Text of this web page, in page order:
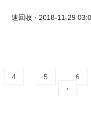
速回收 · 2018-11-29
4 5
6
›